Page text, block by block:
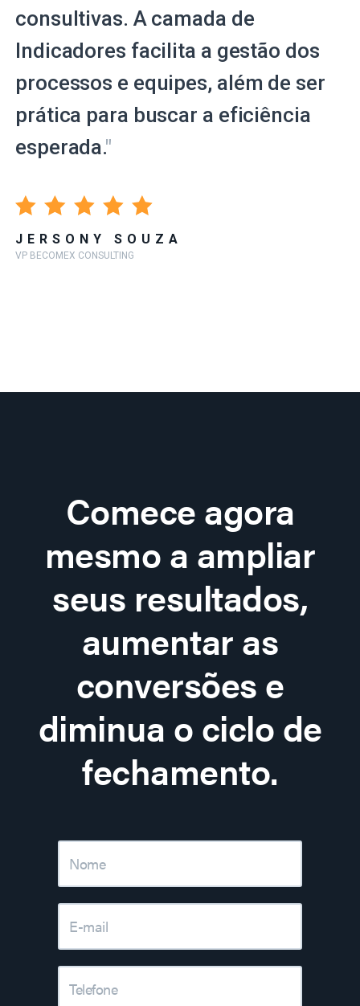
consultivas. A camada de
Indicadores facilita a gestão dos
processos e equipes, além de ser
prática para buscar a eficiência
esperada."
JERSONY SOUZA
VP BECOMEX CONSULTING
Comece agora
mesmo a ampliar
seus resultados,
aumentar as
conversões e
diminua o ciclo de
fechamento.